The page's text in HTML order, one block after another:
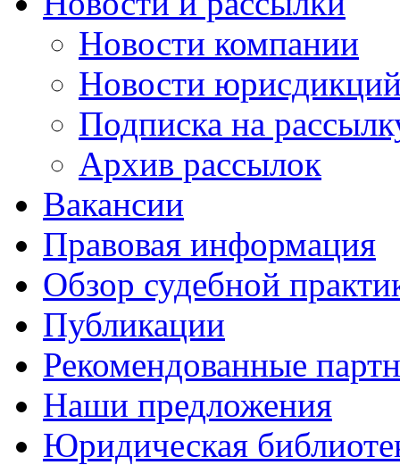
Новости компании
Новости
Подписка на
Архив рассылок
Вакансии
Правовая информация
Обзор судебной
Публикации
Рекомендованные
Наши предложения
Юридическая